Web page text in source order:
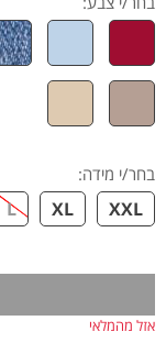
בחר/י מידה:
XXL
XL
L
אזל מהמלאי